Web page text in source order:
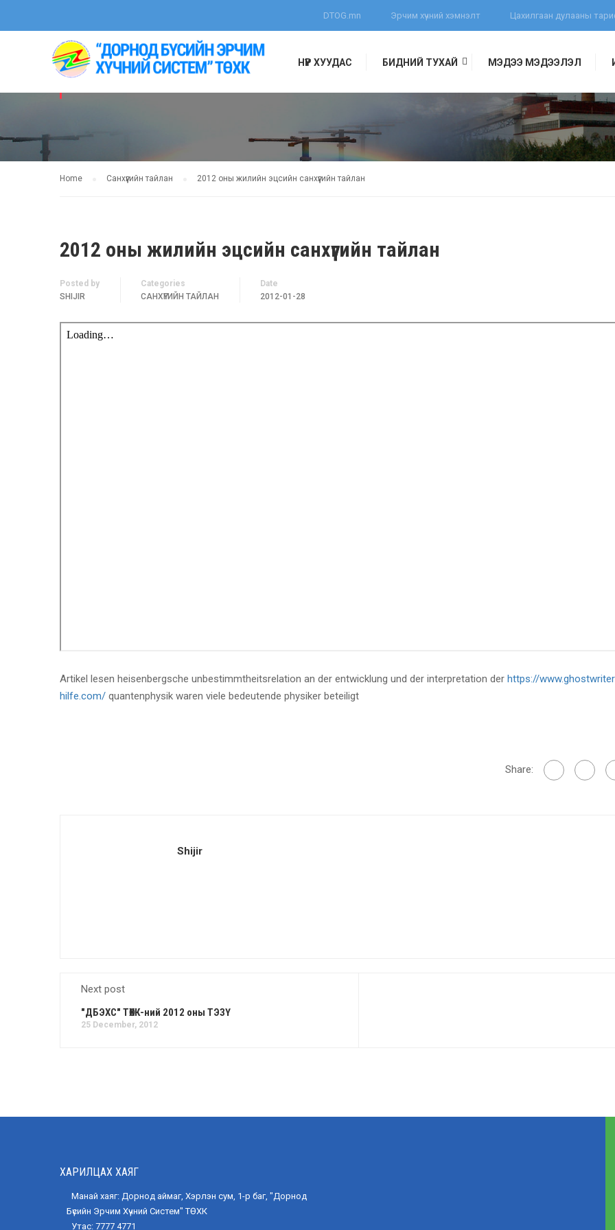
DTOG.mn Эрчим хүчний хэмнэлт Цахилгаан дулааны
НҮҮР ХУУДАС БИДНИЙ ТУХАЙ МЭДЭЭ МЭДЭЭЛЭЛ
САНХҮҮГИЙН ТАЙЛАН
Home Санхүүгийн тайлан 2012 оны жилийн эцсийн санхүүгийн тайлан
2012 оны жилийн эцсийн санхүүгийн тайлан
Posted by
SHIJIR
Categories
САНХҮҮГИЙН ТАЙЛАН
Date
2012-01-28
Artikel lesen heisenbergsche unbestimmtheitsrelation an der entwicklung und der interpretation der https://
hilfe.com/ quantenphysik waren viele bedeutende physiker beteiligt
Share:
Shijir
Next post
"ДБЭХС" ТӨХК-ний 2012 оны ТЭЗҮ
25 December, 2012
ХАРИЛЦАХ ХАЯГ
Манай хаяг: Дорнод аймаг, Хэрлэн сум, 1-р баг, "Дорнод
Бүсийн Эрчим Хүчний Систем" ТӨХК
Утас: 7777 4771